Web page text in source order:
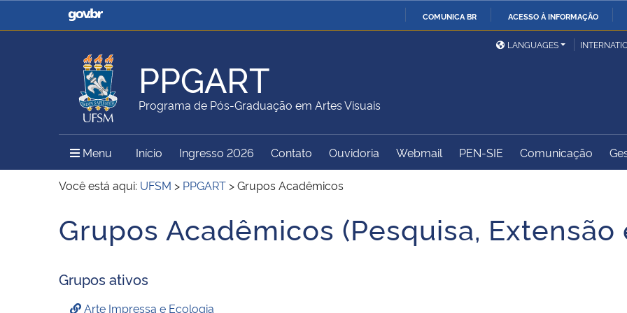
COMUNICA BR ACESSO À INFORMAÇÃO
Casa Civil
Ministério da Justiça e
Ministério da Defesa
Ministério das Relações
Exteriores
Ministério da Agricultura,
Pecuária e Abastecimento
Ministério da Educação
Ministério do Meio Ambiente Ministério do Turismo
Ministério do
Controladoria-Geral da
Secretaria de Governo
Gabinete de Segurança
Advocacia-Geral da União Banco Central do Brasil
LANGUAGES
PPGART
Programa de Pós-Graduação em Artes Visuais
Menu Menu Principal do Sítio
Início Ingresso 2026 Contato Ouvidoria Webmail PEN-SIE Comunicação
Você está aqui: UFSM > PPGART >Grupos Acadêmicos
Grupos Acadêmicos (Pesquisa, Extensão
Grupos ativos
Arte Impressa e Ecologia